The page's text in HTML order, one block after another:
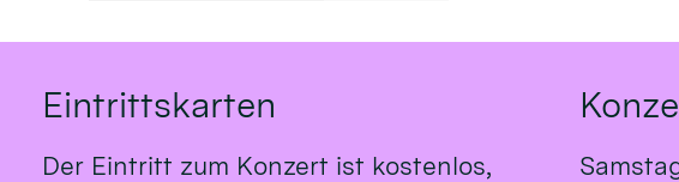
Eintrittskarten
Der Eintritt zum Konzert ist kostenlos,